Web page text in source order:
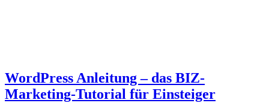
WordPress Anleitung – das BIZ-
Marketing-Tutorial für Einsteiger